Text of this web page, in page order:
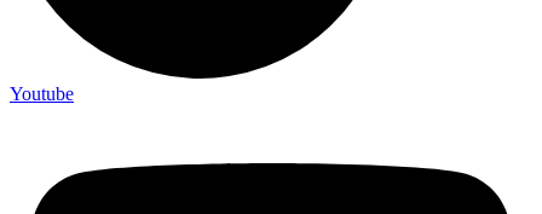
Youtube